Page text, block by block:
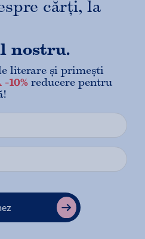
cărți, la
nostru.
literare și primești
10% reducere pentru